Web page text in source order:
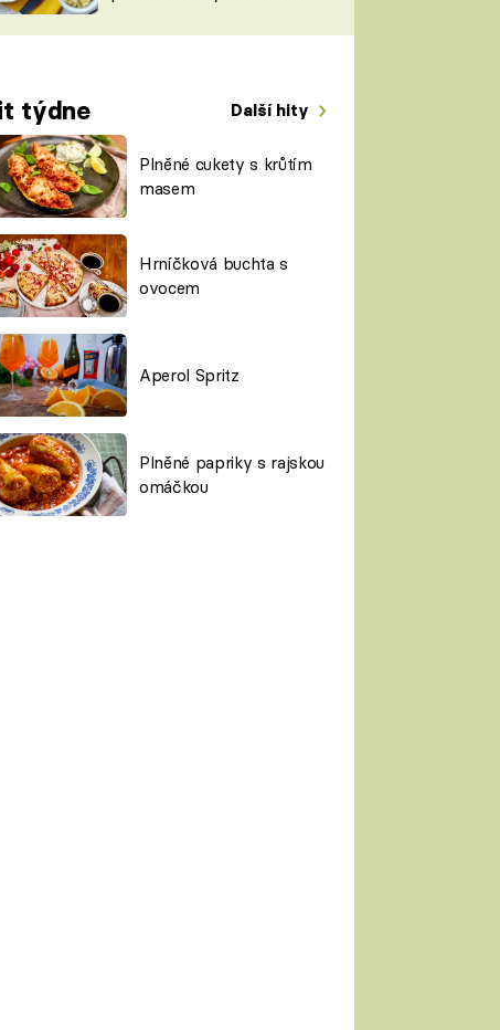
týdne Další hity
Plněné cukety s krůtím
masem
Hrníčková buchta s
ovocem
Aperol Spritz
Plněné papriky s rajskou
omáčkou